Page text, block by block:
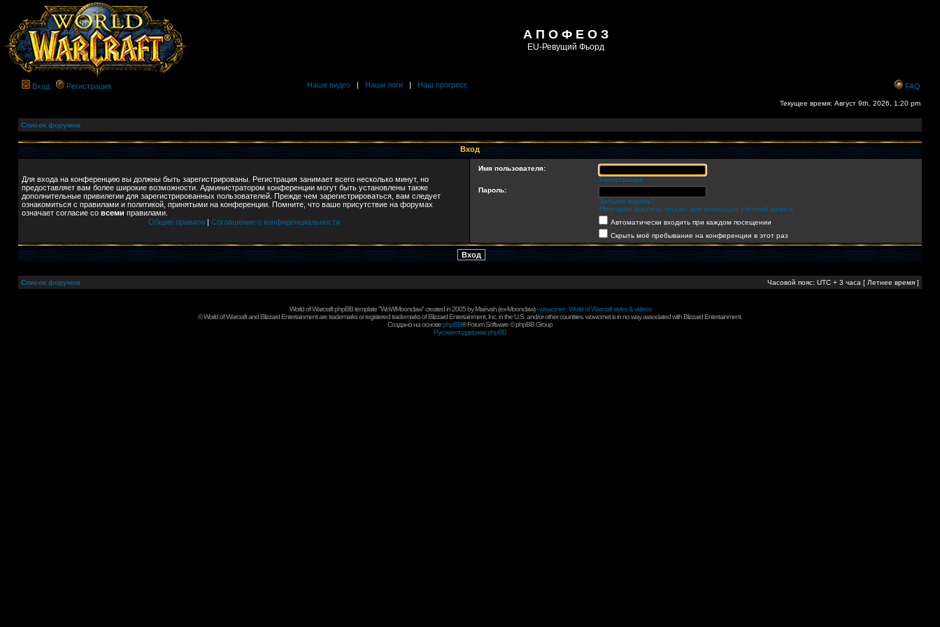
А П О Ф Е О З
EU-Ревущий Фьорд
Вход Регистрация Наше видео | Наши логи | Наш прогресс FAQ
Текущее время: Август 9th, 2026, 1:20 pm
Список форумов
Вход
Для входа на конференцию вы должны быть зарегистрированы. Регистрация занимает всего несколько минут, но
предоставляет вам более широкие возможности. Администратором конференции могут быть установлены также
дополнительные привилегии для зарегистрированных пользователей. Прежде чем зарегистрироваться, вам следует
ознакомиться с правилами и политикой, принятыми на конференции. Помните, что ваше присутствие на форумах
означает согласие со всеми правилами.
Общие правила| Соглашение о конфиденциальности
Имя пользователя:
Регистрация
Пароль:
Забыли пароль?
Повторно выслать письмо для активации учётной записи
Автоматически входить при каждом посещении
Скрыть моё пребывание на конференции в этот раз
Список форумов Часовой пояс: UTC + 3 часа [ Летнее время ]
World of Warcraft phpBB template "WoWMoonclaw" created in 2005 byMaëvah(ex-Moonclaw) -wowcr.net : World of Warcraft styles & videos
©World of Warcraft and Blizzard Entertainment are trademarks or registered trademarks of Blizzard Entertainment, Inc. in the U.S. and/or other countries. wowcr.net is in no way associated with Blizzard Entertainment.
Создано на основеphpBB® Forum Software © phpBB Group
Русская поддержка phpBB